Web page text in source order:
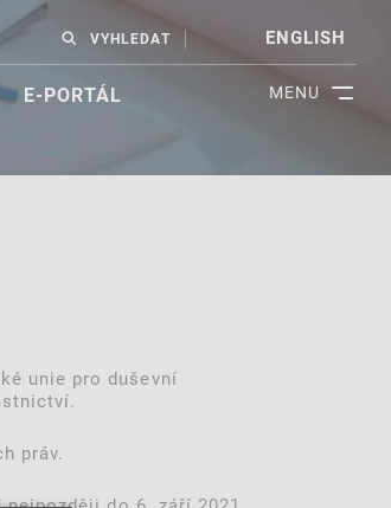
MENU
VYHLEDAT ENGLISH
E-PORTÁL
unie pro duševní
práv.